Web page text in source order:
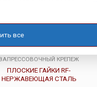
КРЕПЕЖ
ПЛОСКИЕ ГАЙКИ RF-
НЕРЖАВЕЮЩАЯ СТАЛЬ
все